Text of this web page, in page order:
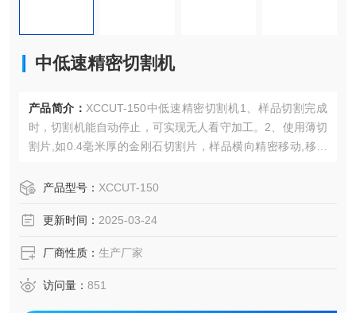
中低速精密切割机
产品简介： XCCUT-150中低速精密切割机1、样品切割完成
时，切割机能自动停止，可实现无人看守加工。2、使用薄切
割片,如0.4毫米厚的金刚石切割片，样品横向精密移动,移动
具，满足不同样品的切割要求。
产品型号： XCCUT-150
更新时间： 2025-03-24
厂商性质： 生产厂家
访问量： 851